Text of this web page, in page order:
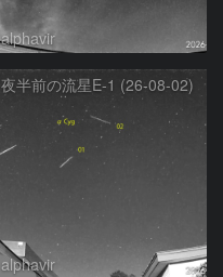
alphavir
夜半前の流星E-1 (26-08-02)
alphavir